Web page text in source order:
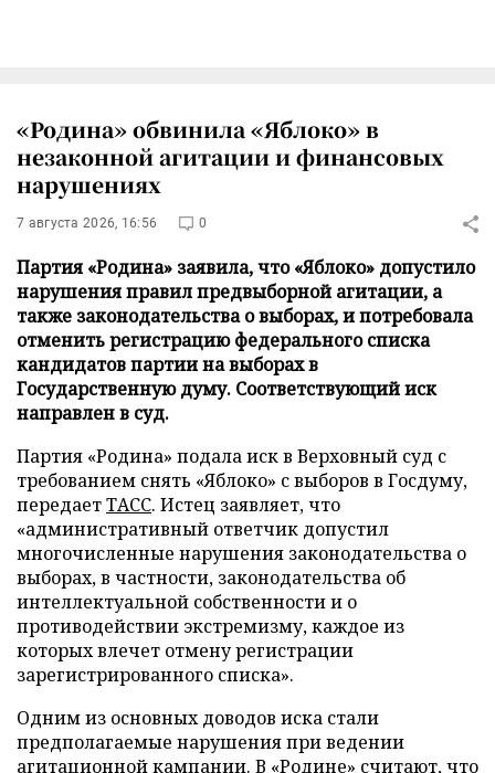
«Родина» обвинила «Яблоко» в
незаконной агитации и финансовых
нарушениях
7 августа 2026, 16:56 0
Партия «Родина» заявила, что «Яблоко» допустило
нарушения правил предвыборной агитации, а
также законодательства о выборах, и потребовала
отменить регистрацию федерального списка
кандидатов партии на выборах в
Государственную думу. Соответствующий иск
направлен в суд.
Партия «Родина» подала иск в Верховный суд с
требованием снять «Яблоко» с выборов в Госдуму,
передаетТАСС. Истец заявляет, что
«административный ответчик допустил
многочисленные нарушения законодательства о
выборах, в частности, законодательства об
интеллектуальной собственности и о
противодействии экстремизму, каждое из
которых влечет отмену регистрации
зарегистрированного списка».
Одним из основных доводов иска стали
предполагаемые нарушения при ведении
агитационной кампании. В «Родине» считают, что